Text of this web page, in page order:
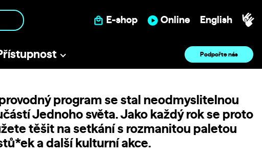
E-shop Online English
Podpořte nás
program se stal neodmyslitelnou
Jednoho světa. Jako každý rok se proto
těšit na setkání s rozmanitou paletou
a další kulturní akce.